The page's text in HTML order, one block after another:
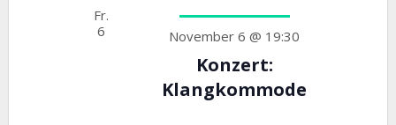
Fr.
6
Konzert:
Klangkommode
November 6 @ 19:30